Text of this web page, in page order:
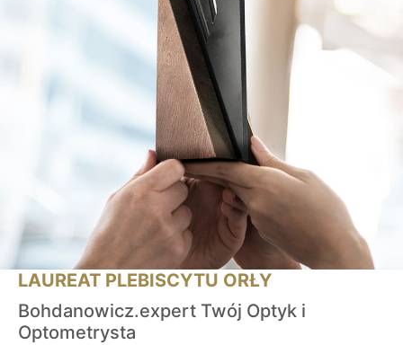
LAUREAT PLEBISCYTU ORŁY
Bohdanowicz.expert Twój Optyk i
Optometrysta